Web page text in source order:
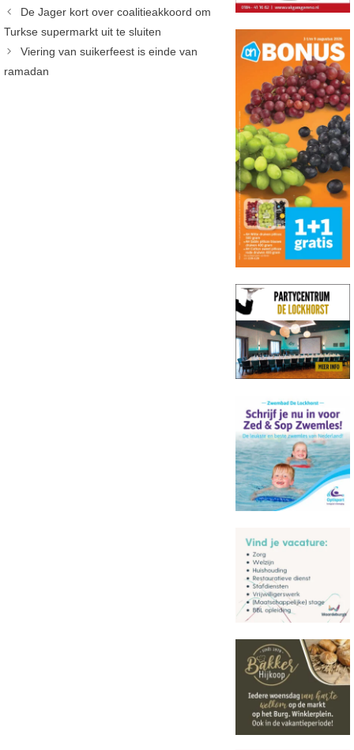
De Jager kort over coalitieakkoord om
Turkse supermarkt uit te sluiten
Viering van suikerfeest is einde van
ramadan